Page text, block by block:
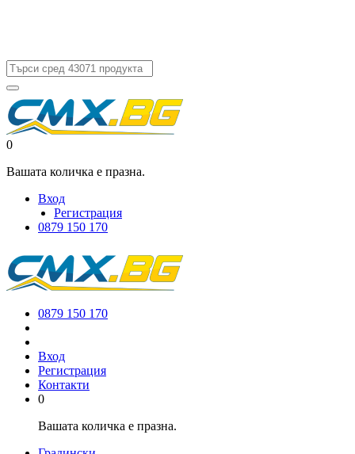
0
Вашата количка е празна.
Вход
Регистрация
0879 150 170
0879 150 170
Вход
Регистрация
Контакти
0
Вашата количка е празна.